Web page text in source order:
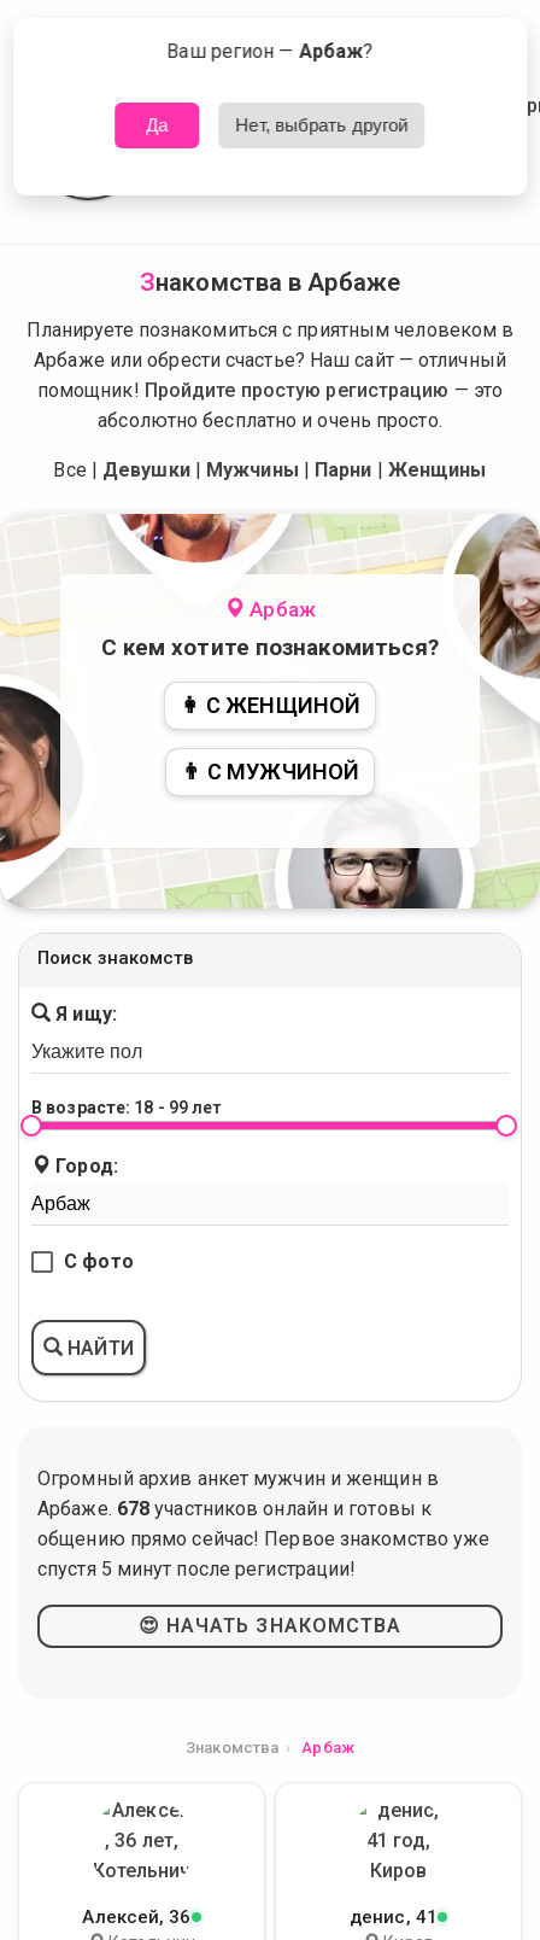
Сейчас знакомятся в Арбаже Что это?
Знакомства в Арбаже
Планируете познакомиться с приятным человеком в
Арбаже или обрести счастье? Наш сайт — отличный
помощник! Пройдите простую регистрацию — это
абсолютно бесплатно и очень просто.
Все | Девушки| Мужчины | Парни | Женщины
Арбаж
С кем хотите познакомиться?
👩 С ЖЕНЩИНОЙ
👨 С МУЖЧИНОЙ
Поиск знакомств
Я ищу:
В возрасте: 18 - 99 лет
Город:
С фото
НАЙТИ
Огромный архив анкет мужчин и женщин в
Арбаже. 678 участников онлайн и готовы к
общению прямо сейчас! Первое знакомство уже
спустя 5 минут после регистрации!
😍 НАЧАТЬ ЗНАКОМСТВА
Знакомства Арбаж
Алексей, 36 денис, 41
Ваш регион — Арбаж?
Да Нет, выбрать другой